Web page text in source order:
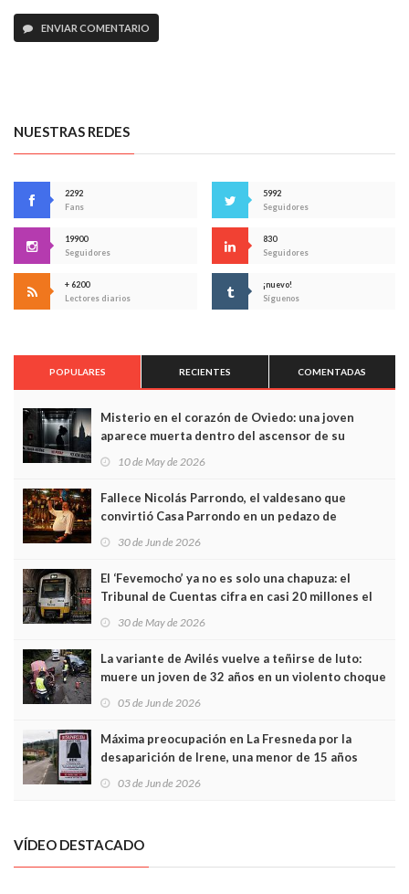
ENVIAR COMENTARIO
NUESTRAS REDES
2292
Fans
5992
Seguidores
19900
Seguidores
830
Seguidores
+ 6200
Lectores diarios
¡nuevo!
Síguenos
POPULARES RECIENTES COMENTADAS
Misterio en el corazón de Oviedo: una joven
aparece muerta dentro del ascensor de su
edificio y las cámaras captan sus últimos minutos
10 de May de 2026
Fallece Nicolás Parrondo, el valdesano que
convirtió Casa Parrondo en un pedazo de
Asturias en Madrid
30 de Jun de 2026
El ‘Fevemocho’ ya no es solo una chapuza: el
Tribunal de Cuentas cifra en casi 20 millones el
sobrecoste de los trenes que no cabían por los
30 de May de 2026
La variante de Avilés vuelve a teñirse de luto:
muere un joven de 32 años en un violento choque
frontal
05 de Jun de 2026
Máxima preocupación en La Fresneda por la
desaparición de Irene, una menor de 15 años
03 de Jun de 2026
VÍDEO DESTACADO